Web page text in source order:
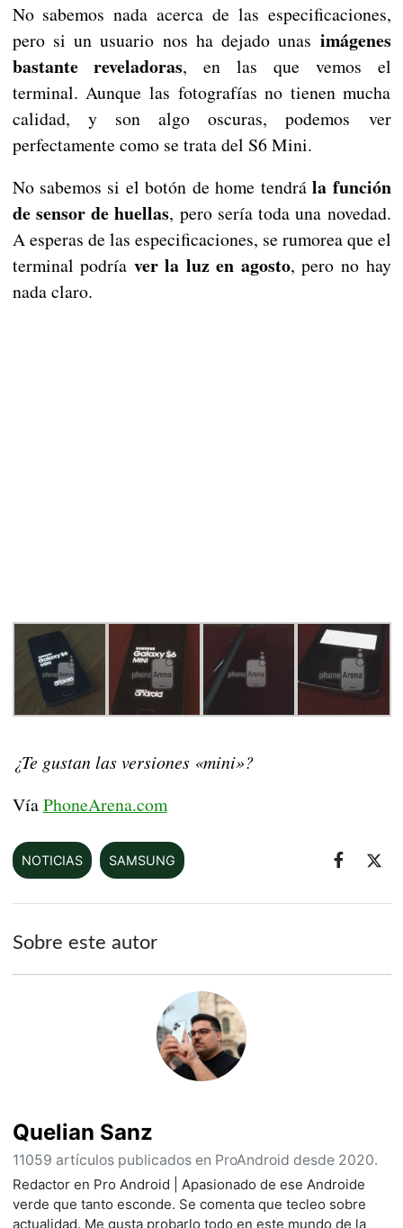
No sabemos nada acerca de las especificaciones,
pero si un usuario nos ha dejado unas imágenes
bastante reveladoras, en las que vemos el
terminal. Aunque las fotografías no tienen mucha
calidad, y son algo oscuras, podemos ver
perfectamente como se trata del S6 Mini.
No sabemos si el botón de home tendrála función
de sensor de huellas, pero sería toda una novedad.
A esperas de las especificaciones, se rumorea que el
terminal podría ver la luz en agosto, pero no hay
nada claro.
¿Te gustan las versiones «mini»?
VíaPhoneArena.com
NOTICIAS SAMSUNG
Sobre este autor
Quelian Sanz
11059 artículos publicados en ProAndroid desde 2020.
Redactor en Pro Android | Apasionado de ese Androide
verde que tanto esconde. Se comenta que tecleo sobre
actualidad. Me gusta probarlo todo en este mundo de la